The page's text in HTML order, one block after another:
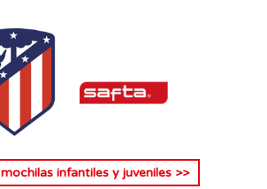
mochilas infantiles y juveniles>>